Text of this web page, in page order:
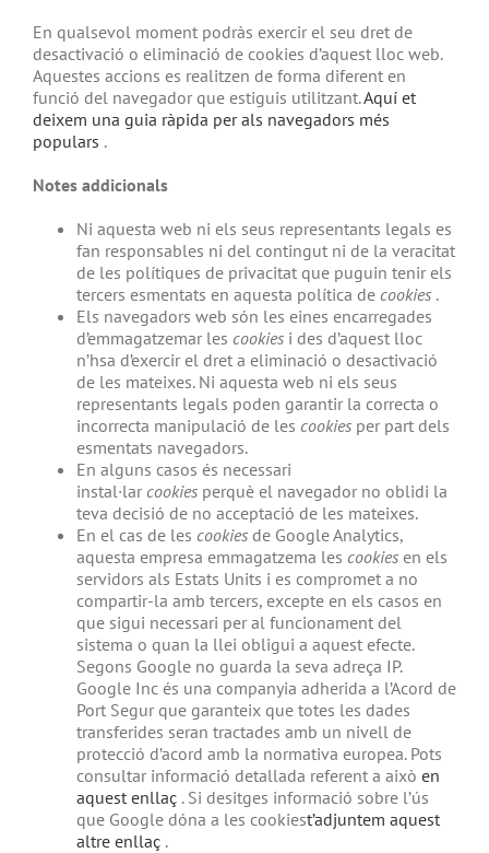
En qualsevol moment podràs exercir el seu dret de
desactivació o eliminació de cookies d’aquest lloc web.
Aquestes accions es realitzen de forma diferent en
funció del navegador que estiguis utilitzant.Aquí et
deixem una guia ràpida per als navegadors més
populars .
Notes addicionals
Ni aquesta web ni els seus representants legals es
fan responsables ni del contingut ni de la veracitat
de les polítiques de privacitat que puguin tenir els
tercers esmentats en aquesta política de cookies .
Els navegadors web són les eines encarregades
d’emmagatzemar les cookies i des d’aquest lloc
n’hsa d’exercir el dret a eliminació o desactivació
de les mateixes. Ni aquesta web ni els seus
representants legals poden garantir la correcta o
incorrecta manipulació de les cookies per part dels
esmentats navegadors.
En alguns casos és necessari
instal·lar cookies perquè el navegador no oblidi la
teva decisió de no acceptació de les mateixes.
En el cas de les cookies de Google Analytics,
aquesta empresa emmagatzema les cookies en els
servidors als Estats Units i es compromet a no
compartir-la amb tercers, excepte en els casos en
que sigui necessari per al funcionament del
sistema o quan la llei obligui a aquest efecte.
Segons Google no guarda la seva adreça IP.
Google Inc és una companyia adherida a l’Acord de
Port Segur que garanteix que totes les dades
transferides seran tractades amb un nivell de
protecció d’acord amb la normativa europea. Pots
consultar informació detallada referent a això en
aquest enllaç . Si desitges informació sobre l’ús
que Google dóna a les cookiest’adjuntem aquest
altre enllaç .